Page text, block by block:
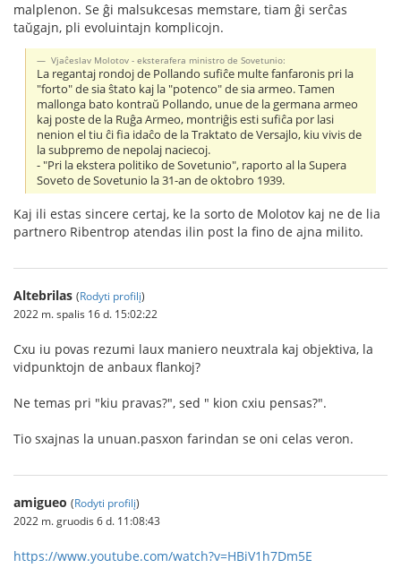
malplenon. Se ĝi malsukcesas memstare, tiam ĝi serĉas
taŭgajn, pli evoluintajn komplicojn.
Vjaĉeslav Molotov - eksterafera ministro de Sovetunio:
La regantaj rondoj de Pollando sufiĉe multe fanfaronis pri la
"forto" de sia ŝtato kaj la "potenco" de sia armeo. Tamen
mallonga bato kontraŭ Pollando, unue de la germana armeo
kaj poste de la Ruĝa Armeo, montriĝis esti sufiĉa por lasi
nenion el tiu ĉi fia idaĉo de la Traktato de Versajlo, kiu vivis de
la subpremo de nepolaj naciecoj.
- "Pri la ekstera politiko de Sovetunio", raporto al la Supera
Soveto de Sovetunio la 31-an de oktobro 1939.
Kaj ili estas sincere certaj, ke la sorto de Molotov kaj ne de lia
partnero Ribentrop atendas ilin post la fino de ajna milito.
Altebrilas (Rodyti profilį)
2022 m. spalis 16 d. 15:02:22
Cxu iu povas rezumi laux maniero neuxtrala kaj objektiva, la
vidpunktojn de anbaux flankoj?
Ne temas pri "kiu pravas?", sed " kion cxiu pensas?".
Tio sxajnas la unuan.pasxon farindan se oni celas veron.
amigueo (Rodyti profilį)
2022 m. gruodis 6 d. 11:08:43
https://www.youtube.com/watch?v=HBiV1h7Dm5E